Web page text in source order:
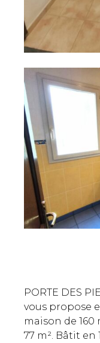
PORTE DES
vous propose
maison de
77 m². Bâtit en